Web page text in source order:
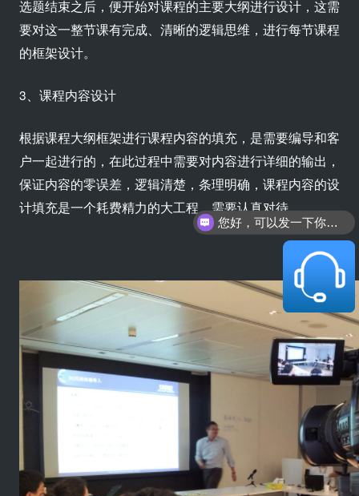
选题结束之后，便开始对课程的主要大纲进行设计，这需
要对这一整节课有完成、清晰的逻辑思维，进行每节课程
的框架设计。
3、课程内容设计
根据课程大纲框架进行课程内容的填充，是需要编导和客
户一起进行的，在此过程中需要对内容进行详细的输出，
保证内容的零误差，逻辑清楚，条理明确，课程内容的设
计填充是一个耗费精力的大工程，需要认真对待。
您好，可以发一下你们的公司简介嘛？